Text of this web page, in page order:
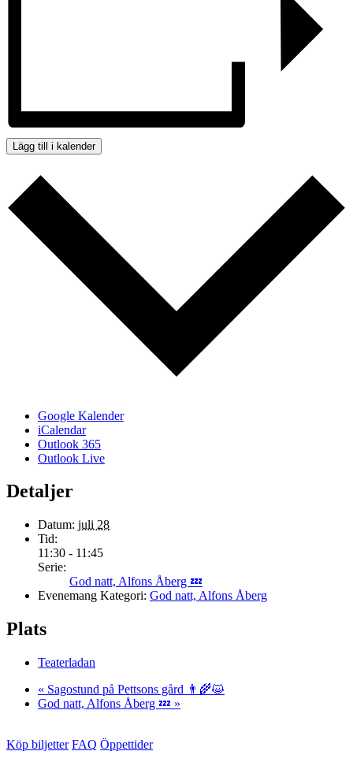
Lägg till i kalender
Google Kalender
iCalendar
Outlook 365
Outlook Live
Detaljer
Datum: juli 28
Tid:
11:30 - 11:45
Serie:
God natt, Alfons Åberg 💤
Evenemang Kategori: God natt, Alfons Åberg
Plats
Teaterladan
« Sagostund på Pettsons gård 👨‍🌾😺
God natt, Alfons Åberg 💤 »
Köp biljetter FAQ Öppettider